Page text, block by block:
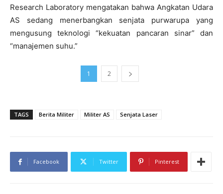
Research Laboratory mengatakan bahwa Angkatan Udara
AS sedang menerbangkan senjata purwarupa yang
mengusung teknologi “kekuatan pancaran sinar” dan
“manajemen suhu.”
1 2
TAGS Berita Militer Militer AS Senjata Laser
Facebook Twitter Pinterest